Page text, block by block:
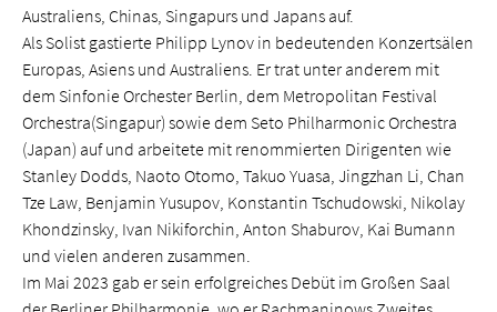
Australiens, Chinas, Singapurs und Japans auf.
Als Solist gastierte Philipp Lynov in bedeutenden Konzertsälen
Europas, Asiens und Australiens. Er trat unter anderem mit
dem Sinfonie Orchester Berlin, dem Metropolitan Festival
Orchestra(Singapur) sowie dem Seto Philharmonic Orchestra
(Japan) auf und arbeitete mit renommierten Dirigenten wie
Stanley Dodds, Naoto Otomo, Takuo Yuasa, Jingzhan Li, Chan
Tze Law, Benjamin Yusupov, Konstantin Tschudowski, Nikolay
Khondzinsky, Ivan Nikiforchin, Anton Shaburov, Kai Bumann
und vielen anderen zusammen.
Im Mai 2023 gab er sein erfolgreiches Debüt im Großen Saal